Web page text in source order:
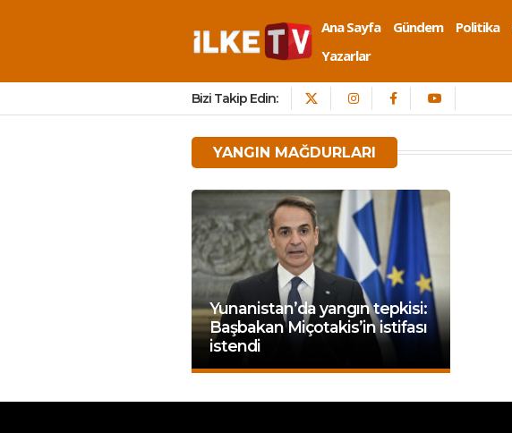
Ana Sayfa Gündem Politika
Yazarlar
Bizi Takip Edin:
YANGIN MAĞDURLARI
Yunanistan’da yangın tepkisi:
Başbakan Miçotakis’in istifası
istendi